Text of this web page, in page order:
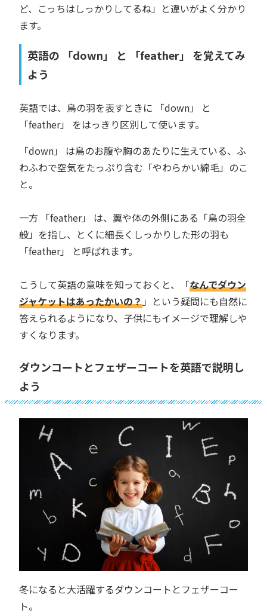
ど、こっちはしっかりしてるね」と違いがよく分かり
ます。
英語の 「down」 と 「feather」 を覚えてみ
よう
英語では、鳥の羽を表すときに 「down」 と
「feather」 をはっきり区別して使います。
「down」 は鳥のお腹や胸のあたりに生えている、ふ
わふわで空気をたっぷり含む「やわらかい綿毛」のこ
と。
一方 「feather」 は、翼や体の外側にある「鳥の羽全
般」を指し、とくに細長くしっかりした形の羽も
「feather」 と呼ばれます。
こうして英語の意味を知っておくと、「なんでダウン
ジャケットはあったかいの？」という疑問にも自然に
答えられるようになり、子供にもイメージで理解しや
すくなります。
ダウンコートとフェザーコートを英語で説明し
よう
冬になると大活躍するダウンコートとフェザーコー
ト。